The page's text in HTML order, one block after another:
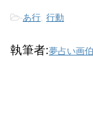
-あ行, 行動
執筆者:夢占い画伯